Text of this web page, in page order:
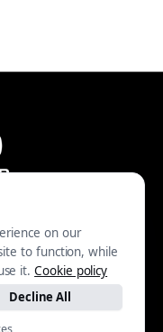
37 |
30 81 30
on our
to function, while
it. Cookie policy
Decline All